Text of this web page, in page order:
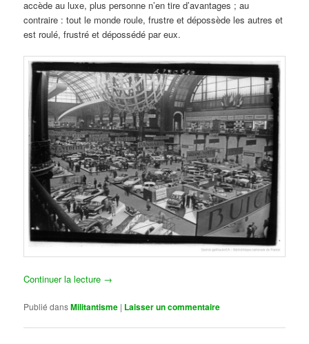
accède au luxe, plus personne n’en tire d’avantages ; au
contraire : tout le monde roule, frustre et dépossède les autres et
est roulé, frustré et dépossédé par eux.
Continuer la lecture →
Publié dansMilitantisme | Laisser un commentaire